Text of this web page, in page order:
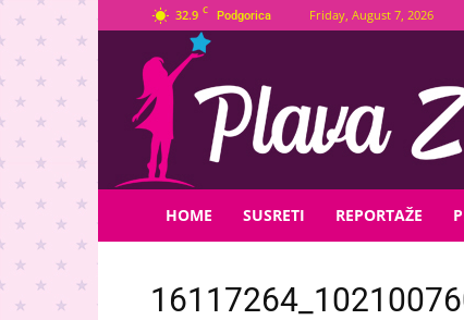
32.9 C Podgorica Friday, August 7, 2026
Zvijezda
HOME SUSRETI REPORTAŽE